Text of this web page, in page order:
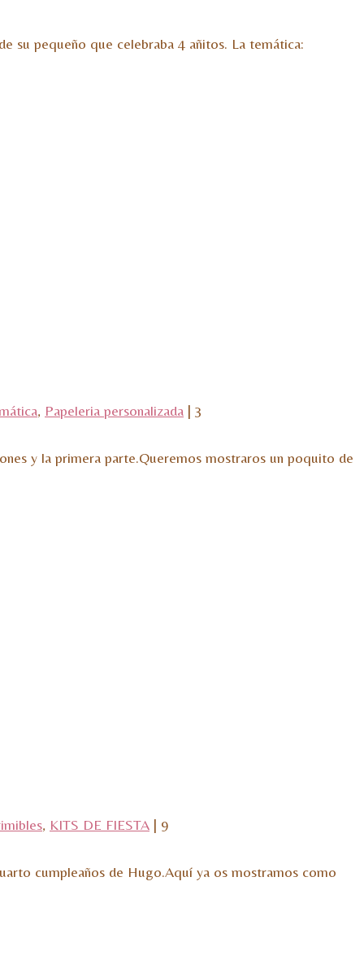
su pequeño que celebraba 4 añitos. La temática:
, Papeleria personalizada | 3
y la primera parte.Queremos mostraros un poquito de
, KITS DE FIESTA | 9
cumpleaños de Hugo.Aquí ya os mostramos como